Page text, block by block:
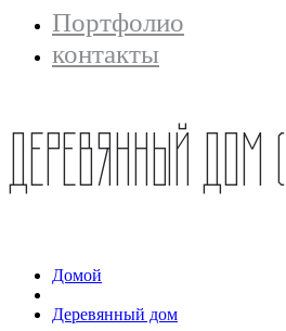
Портфолио
контакты
ДЕРЕВЯННЫЙ ДОМ
Домой
Деревянный дом